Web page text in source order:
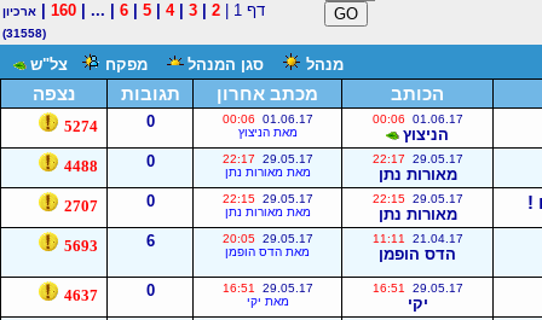
דף 1 |
2
3
|
4
5
6
| ... |
160
ארכיון
(31558)
מנהל סגן המנהל מפקח צל"ש
הכותב מכתב אחרון תגובות נצפה
01.06.17
00:06
הניצוץ
01.06.17
00:06
מאת הניצוץ
0
5274
29.05.17
22:17
מאורות נתן
29.05.17
22:17
מאת מאורות נתן
0
4488
29.05.17
22:15
מאורות נתן
29.05.17
22:15
מאת מאורות נתן
0
2707
21.04.17
11:11
הדס הופמן
29.05.17
20:05
מאת הדס הופמן
6
5693
29.05.17
16:51
יקי
29.05.17
16:51
מאת יקי
0
4637